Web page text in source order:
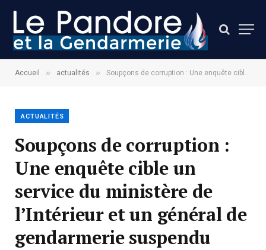
Accueil » actualités » Soupçons de corruption : Une enquête cible un service du ministère de l’Intérieur et un général de gendarmerie suspendu
ACTUALITÉS
Soupçons de corruption :
Une enquête cible un
service du ministère de
l’Intérieur et un général de
gendarmerie suspendu